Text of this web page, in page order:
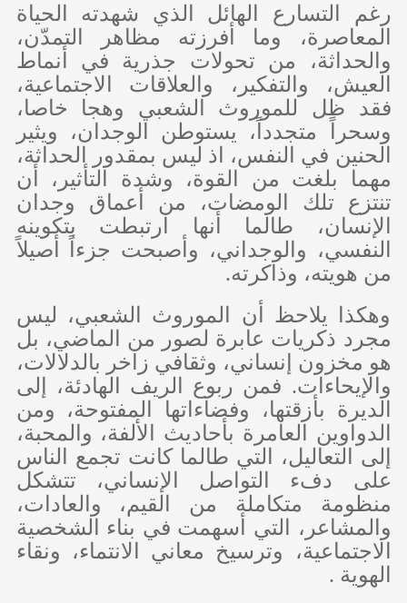
رغم التسارع الهائل الذي شهدته الحياة
المعاصرة، وما أفرزته مظاهر التمدّن،
والحداثة، من تحولات جذرية في أنماط
العيش، والتفكير، والعلاقات الاجتماعية،
فقد ظل للموروث الشعبي وهجا خاصا،
وسحراً متجدداً، يستوطن الوجدان، ويثير
الحنين في النفس، اذ ليس بمقدور الحداثة،
مهما بلغت من القوة، وشدة التأثير، أن
تنتزع تلك الومضات، من أعماق وجدان
الإنسان، طالما أنها ارتبطت بتكوينه
النفسي، والوجداني، وأصبحت جزءاً أصيلاً
من هويته، وذاكرته.
وهكذا يلاحظ أن الموروث الشعبي، ليس
مجرد ذكريات عابرة لصور من الماضي، بل
هو مخزون إنساني، وثقافي زاخر بالدلالات،
والإيحاءات. فمن ربوع الريف الهادئة، إلى
الديرة بأزقتها، وفضاءاتها المفتوحة، ومن
الدواوين العامرة بأحاديث الألفة، والمحبة،
إلى التعاليل، التي طالما كانت تجمع الناس
على دفء التواصل الإنساني، تتشكل
منظومة متكاملة من القيم، والعادات،
والمشاعر، التي أسهمت في بناء الشخصية
الاجتماعية، وترسيخ معاني الانتماء، ونقاء
الهوية .